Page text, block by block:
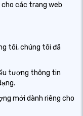
các trang web
tôi, chúng tôi đã
tượng thông tin
mới dành riêng cho